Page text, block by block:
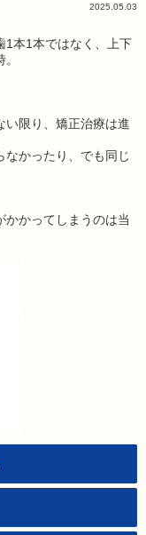
2025.05.03
1本1本ではなく、上下
い限り、矯正治療は進
なかったり、でも同じ
かかってしまうのは当